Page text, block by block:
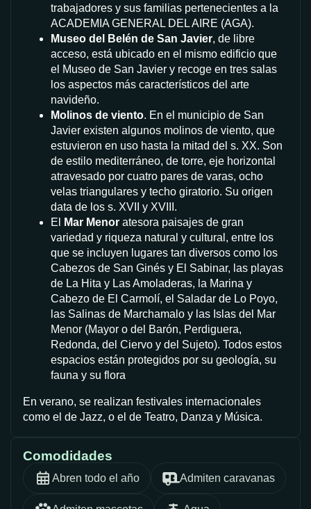
trabajadores y sus familias pertenecientes a la
ACADEMIA GENERAL DEL AIRE (AGA).
Museo del Belén de San Javier, de libre
acceso, está ubicado en el mismo edificio que
el Museo de San Javier y recoge en tres salas
los aspectos más característicos del arte
navideño.
Molinos de viento. En el municipio de San
Javier existen algunos molinos de viento, que
estuvieron en uso hasta la mitad del s. XX. Son
de estilo mediterráneo, de torre, eje horizontal
atravesado por cuatro pares de varas, ocho
velas triangulares y techo giratorio. Su origen
data de los s. XVII y XVIII.
El
Mar Menor atesora paisajes de gran
variedad y riqueza natural y cultural, entre los
que se incluyen lugares tan diversos como los
Cabezos de San Ginés y El Sabinar, las playas
de La Hita y Las Amoladeras, la Marina y
Cabezo de El Carmolí, el Saladar de Lo Poyo,
las Salinas de Marchamalo y las Islas del Mar
Menor (Mayor o del Barón, Perdiguera,
Redonda, del Ciervo y del Sujeto). Todos estos
espacios están protegidos por su geología, su
fauna y su flora
En verano, se realizan festivales internacionales
como el de Jazz, o el de Teatro, Danza y Música.
Comodidades
Abren todo el año Admiten caravanas